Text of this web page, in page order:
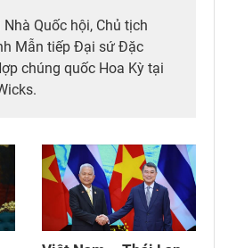
Quốc hội, Chủ tịch
Mẫn tiếp Đại sứ Đặc
chúng quốc Hoa Kỳ tại